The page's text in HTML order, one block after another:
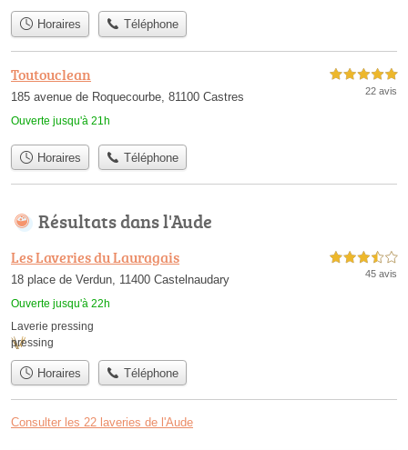
Horaires Téléphone
Toutouclean
185 avenue de Roquecourbe, 81100 Castres
Ouverte jusqu'à 21h
5,0 étoiles sur 5
22 avis
Horaires Téléphone
Résultats dans l'Aude
Les Laveries du Lauragais
18 place de Verdun, 11400 Castelnaudary
Ouverte jusqu'à 22h
3,5 étoiles sur 5
45 avis
Laverie pressing
pressing
Horaires Téléphone
Consulter les 22 laveries de l'Aude